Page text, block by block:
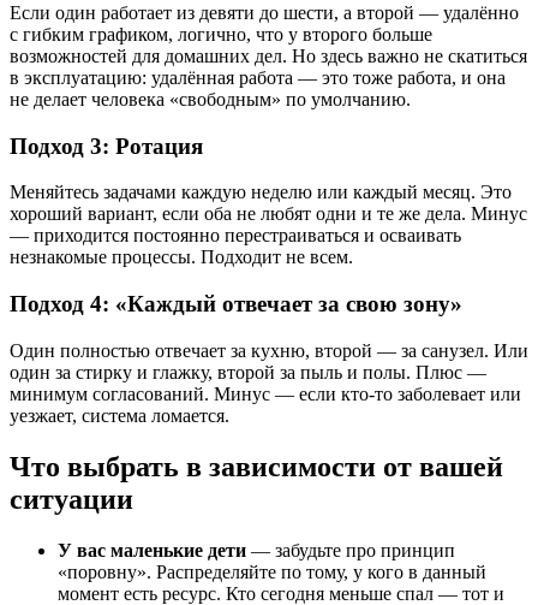
Если один работает из девяти до шести, а второй — удалённо
с гибким графиком, логично, что у второго больше
возможностей для домашних дел. Но здесь важно не скатиться
в эксплуатацию: удалённая работа — это тоже работа, и она
не делает человека «свободным» по умолчанию.
Подход 3: Ротация
Меняйтесь задачами каждую неделю или каждый месяц. Это
хороший вариант, если оба не любят одни и те же дела. Минус
— приходится постоянно перестраиваться и осваивать
незнакомые процессы. Подходит не всем.
Подход 4: «Каждый отвечает за свою зону»
Один полностью отвечает за кухню, второй — за санузел. Или
один за стирку и глажку, второй за пыль и полы. Плюс —
минимум согласований. Минус — если кто-то заболевает или
уезжает, система ломается.
Что выбрать в зависимости от вашей
ситуации
У вас маленькие дети — забудьте про принцип
«поровну». Распределяйте по тому, у кого в данный
момент есть ресурс. Кто сегодня меньше спал — тот и